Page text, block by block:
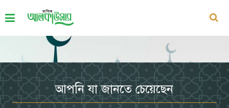
আপনি যা জানতে চেয়েছেন